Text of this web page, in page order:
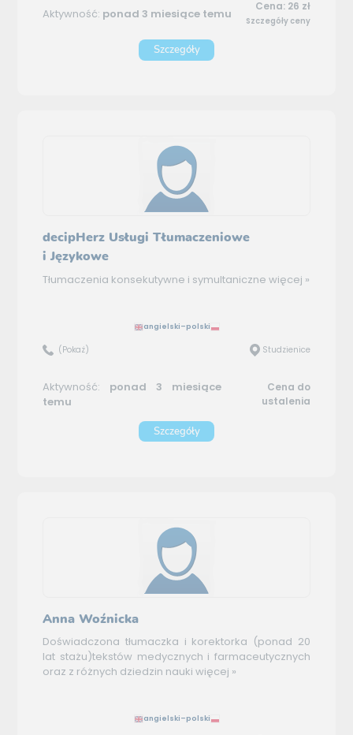
Aktywność: ponad 3 miesiące temu Cena: 26 zł
Szczegóły ceny
Szczegóły
decipHerz Usługi Tłumaczeniowe
i Językowe
Tłumaczenia konsekutywne i symultaniczne więcej »
angielski–polski
(Pokaż) Studzienice
Aktywność: ponad 3 miesiące
temu
Cena do
ustalenia
Szczegóły
Anna Woźnicka
Doświadczona tłumaczka i korektorka (ponad 20
lat stażu)tekstów medycznych i farmaceutycznych
oraz z różnych dziedzin nauki więcej »
angielski–polski